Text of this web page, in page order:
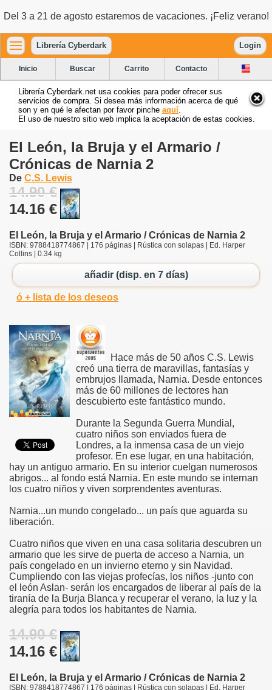
Del 3 a 21 de agosto estaremos de vacaciones. ¡Feliz verano!
Librería Cyberdark Login
Inicio Buscar Carrito Contacto
Librería Cyberdark.net usa cookies para poder ofrecer sus
servicios de compra. Si desea más información acerca de qué
son y en qué le afectan por favor pinche aquí
El uso de nuestro sitio web implica la aceptación de estas cookies.
El León, la Bruja y el Armario /
Crónicas de Narnia 2
De C.S. Lewis
14.90 €
14.16 €
El León, la Bruja y el Armario / Crónicas de Narnia 2
ISBN: 9788418774867 | 176 páginas | Rústica con solapas | Ed. Harper
Collins | 0.34 kg
añadir (disp. en 7 días)
ó + lista de los deseos
Hace más de 50 años C.S. Lewis
creó una tierra de maravillas, fantasías y
embrujos llamada, Narnia. Desde entonces
más de 60 millones de lectores han
descubierto este fantástico mundo.
Durante la Segunda Guerra Mundial,
cuatro niños son enviados fuera de
Londres, a la inmensa casa de un viejo
profesor. En ese lugar, en una habitación,
hay un antiguo armario. En su interior cuelgan numerosos
abrigos... al fondo está Narnia. En este mundo se internan
los cuatro niños y viven sorprendentes aventuras.
Narnia...un mundo congelado... un país que aguarda su
liberación.
Cuatro niños que viven en una casa solitaria descubren un
armario que les sirve de puerta de acceso a Narnia, un
país congelado en un invierno eterno y sin Navidad.
Cumpliendo con las viejas profecías, los niños -junto con
el león Aslan- serán los encargados de liberar al país de la
tiranía de la Burja Blanca y recuperar el verano, la luz y la
alegría para todos los habitantes de Narnia.
14.90 €
14.16 €
El León, la Bruja y el Armario / Crónicas de Narnia 2
ISBN: 9788418774867 | 176 páginas | Rústica con solapas | Ed. Harper